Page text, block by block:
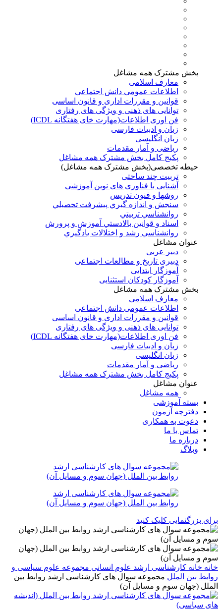
بخش مشترک همه مشاغل
معارف اسلامی
اطلاعات عمومی دانش اجتماعی
قوانین و مقررات اداری و قانون اساسی
توانایی های ذهنی و ویژگی های رفتاری
فن اوری اطلاعات(مهارت خای هفتگانه ICDL)
زبان و ادبیات فارسی
زبان انگلیسی
ریاضی و آمار مقدمات
پکیج کامل بخش مشترک همه مشاغل
حیطه تخصصی(بخش مشترک همه مشاغل)
تربیت چند ساحتی
آشنایی با فناوری های نوین آموزشی
روشها و فنون تدريس
سنجش و اندازه گيري پيشرفت تحصيلي
روانشناسي تربيتي
اسناد و قوانين بالادستي آموزش و پرورش
روانشناسي رشد و اختلالات يادگيري
عنوان مشاغل
دبير عربی
دبیری تاریخ و مطالعات اجتماعی
آموزگار ابتدایی
آموزگار کودکان استثنایی
بخش مشترک همه مشاغل
معارف اسلامی
اطلاعات عمومی دانش اجتماعی
قوانین و مقررات اداری و قانون اساسی
توانایی های ذهنی و ویژگی های رفتاری
فن اوری اطلاعات(مهارت خای هفتگانه ICDL)
زبان و ادبیات فارسی
زبان انگلیسی
ریاضی و آمار مقدمات
پکیج کامل بخش مشترک همه مشاغل
عنوان مشاغل
همه مشاغل
بسته آموزشی
دفترچه آزمون
دعوت به همکاری
تماس با ما
درباره ما
وبلاگ
برای بزرگنمایی کلیک کنید
خانه خانه کارشناسی ارشد علوم انسانی مجموعه علوم سیاسی و
روابط بین الملل مجموعه سوال های کارشناسی ارشد روابط بین
الملل (جهان سوم و مسایل آن)